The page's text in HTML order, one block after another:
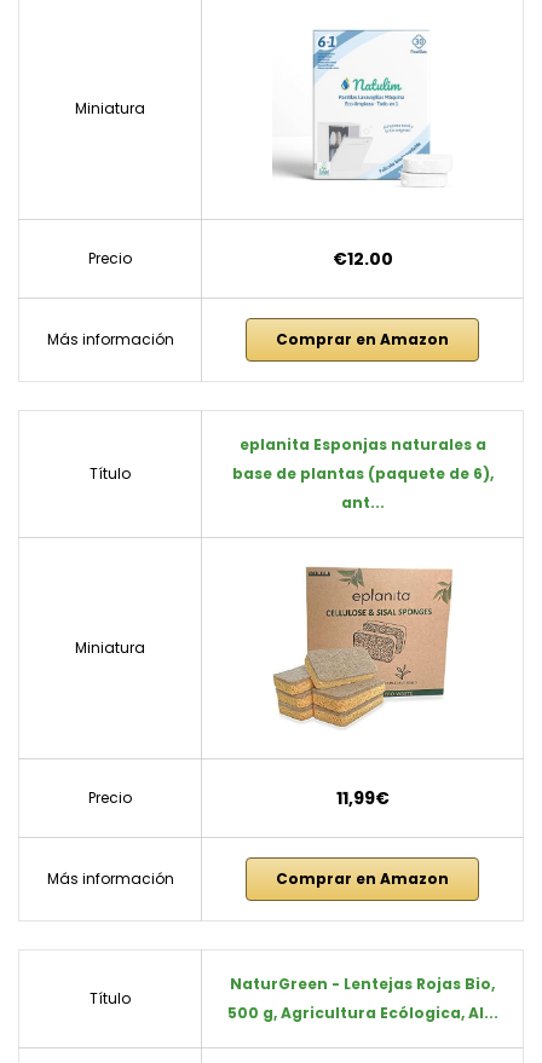
Miniatura
Precio €12.00
Más información Comprar en Amazon
Título
eplanita Esponjas naturales a
base de plantas (paquete de 6),
ant...
Miniatura
Precio 11,99€
Más información Comprar en Amazon
Título
NaturGreen - Lentejas Rojas Bio,
500 g, Agricultura Ecólogica, Al...